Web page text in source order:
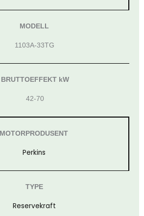
MODELL
1103A-33TG
BRUTTOEFFEKT kW
42-70
MOTORPRODUSENT
Perkins
TYPE
Reservekraft